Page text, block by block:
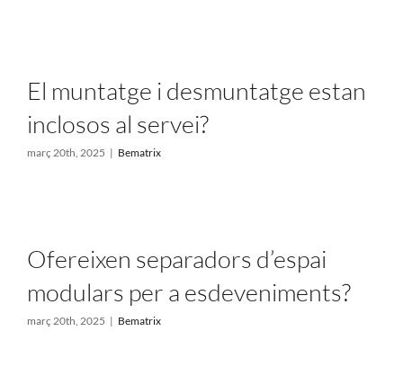
El muntatge i desmuntatge estan
inclosos al servei?
març 20th, 2025 | Bematrix
Ofereixen separadors d’espai
modulars per a esdeveniments?
març 20th, 2025 | Bematrix